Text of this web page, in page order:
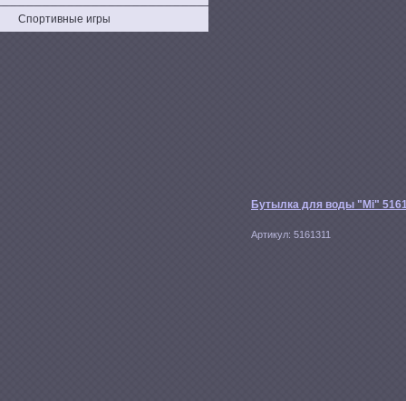
Бутылка для воды "Mi"
Артикул: 5161311
Спортивные игры